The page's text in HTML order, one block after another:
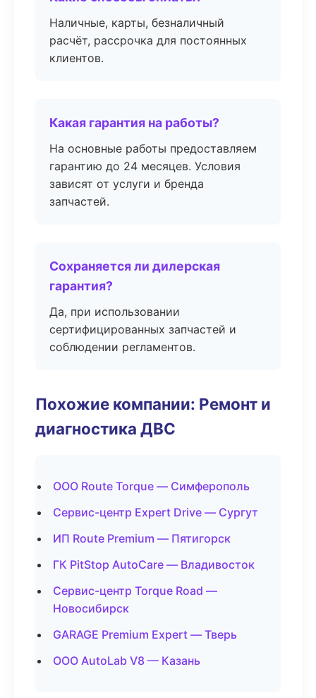
Наличные, карты, безналичный
расчёт, рассрочка для постоянных
клиентов.
Какая гарантия на работы?
На основные работы предоставляем
гарантию до 24 месяцев. Условия
зависят от услуги и бренда
запчастей.
Сохраняется ли дилерская
гарантия?
Да, при использовании
сертифицированных запчастей и
соблюдении регламентов.
Похожие компании: Ремонт и
диагностика ДВС
ООО Route Torque — Симферополь
Сервис-центр Expert Drive — Сургут
ИП Route Premium — Пятигорск
ГК PitStop AutoCare — Владивосток
Сервис-центр Torque Road —
Новосибирск
GARAGE Premium Expert — Тверь
ООО AutoLab V8 — Казань